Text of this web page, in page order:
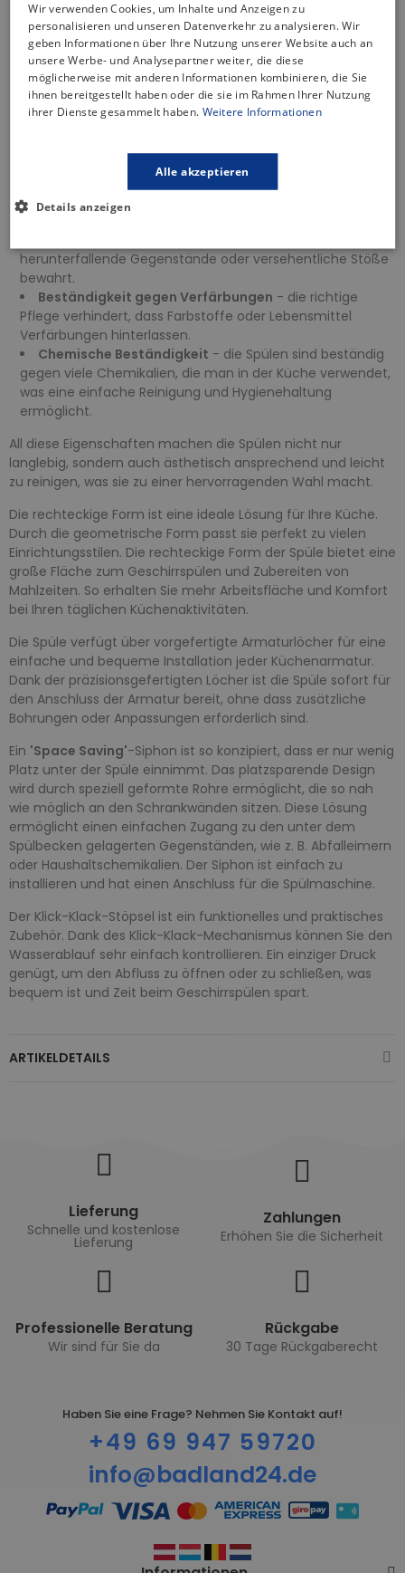
Hitzebeständigkeitbis zu 250 Grad Celsius - hohe
Widerstandsfähigkeit gegen extreme Temperaturen,
sodass heiße Geschirrteile frei platziert werden können,
ohne Schäden zu verursachen.
Temperaturwechselbeständigkeit- unempfindlich
gegenüber plötzlichen Temperaturschwankungen, d. h. sie
- die Oberfläche ist äußerst kratzfest.
Selbst bei täglichem Gebrauch und Kontakt mit scharfen
Küchenwerkzeugen behält sie ihr ursprüngliches Aussehen.
herunterfallende Gegenstände oder versehentliche Stöße
bewahrt.
Beständigkeit gegen Verfärbungen - die richtige
Pflege verhindert, dass Farbstoffe oder Lebensmittel
Verfärbungen hinterlassen.
Chemische Beständigkeit - die Spülen sind beständig
gegen viele Chemikalien, die man in der Küche verwendet,
was eine einfache Reinigung und Hygienehaltung
ermöglicht.
All diese Eigenschaften machen die Spülen nicht nur
langlebig, sondern auch ästhetisch ansprechend und leicht
zu reinigen, was sie zu einer hervorragenden Wahl macht.
Die rechteckige Form ist eine ideale Lösung für Ihre Küche.
Durch die geometrische Form passt sie perfekt zu vielen
Einrichtungsstilen. Die rechteckige Form der Spüle bietet eine
große Fläche zum Geschirrspülen und Zubereiten von
Mahlzeiten. So erhalten Sie mehr Arbeitsfläche und Komfort
bei Ihren täglichen Küchenaktivitäten.
Die Spüle verfügt über vorgefertigte Armaturlöcher für eine
einfache und bequeme Installation jeder Küchenarmatur.
Dank der präzisionsgefertigten Löcher ist die Spüle sofort für
den Anschluss der Armatur bereit, ohne dass zusätzliche
Bohrungen oder Anpassungen erforderlich sind.
Ein 'Space Saving'-Siphon ist so konzipiert, dass er nur wenig
Platz unter der Spüle einnimmt. Das platzsparende Design
wird durch speziell geformte Rohre ermöglicht, die so nah
wie möglich an den Schrankwänden sitzen. Diese Lösung
ermöglicht einen einfachen Zugang zu den unter dem
Spülbecken gelagerten Gegenständen, wie z. B. Abfalleimern
oder Haushaltschemikalien. Der Siphon ist einfach zu
installieren und hat einen Anschluss für die Spülmaschine.
Der Klick-Klack-Stöpsel ist ein funktionelles und praktisches
Zubehör. Dank des Klick-Klack-Mechanismus können Sie den
Wasserablauf sehr einfach kontrollieren. Ein einziger Druck
genügt, um den Abfluss zu öffnen oder zu schließen, was
bequem ist und Zeit beim Geschirrspülen spart.
ARTIKELDETAILS
Lieferung
Schnelle und kostenlose
Lieferung
Zahlungen
Erhöhen Sie die Sicherheit
Professionelle Beratung
Wir sind für Sie da
Rückgabe
30 Tage Rückgaberecht
Haben Sie eine Frage? Nehmen Sie Kontakt auf!
+49 69 947 59720
info@badland24.de
Wir verwenden Cookies, um Inhalte und Anzeigen zu
personalisieren und unseren Datenverkehr zu analysieren. Wir
geben Informationen über Ihre Nutzung unserer Website auch an
unsere Werbe- und Analysepartner weiter, die diese
möglicherweise mit anderen Informationen kombinieren, die Sie
ihnen bereitgestellt haben oder die sie im Rahmen Ihrer Nutzung
ihrer Dienste gesammelt haben. Weitere Informationen
Alle akzeptieren
Details anzeigen